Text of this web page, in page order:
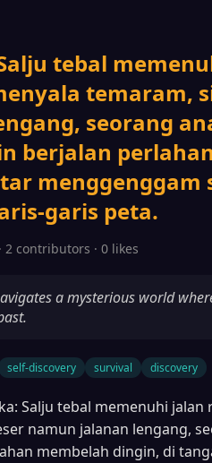
tebal
temaram,
seorang
berjalan
menggenggam
garis peta.
2 contributors · 0 likes
a mysterious world
self-discovery survival discovery
Salju tebal memenuhi
namun jalanan lengang,
membelah dingin, di